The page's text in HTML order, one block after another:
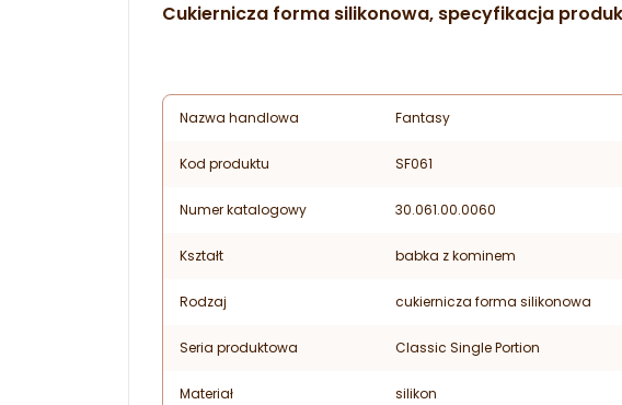
Cukiernicza forma silikonowa, specyfikacja
Nazwa handlowa Fantasy
Kod produktu SF061
Numer katalogowy 30.061.00.0060
Kształt babka z kominem
Rodzaj cukiernicza forma silikonowa
Seria produktowa Classic Single Portion
Materiał silikon